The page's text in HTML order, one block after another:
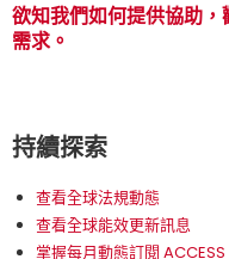
欲知我們如何提供協助
需求。
持續探索
查看全球法規動態
查看全球能效更新訊息
掌握每月動態訂閱 ACCESS